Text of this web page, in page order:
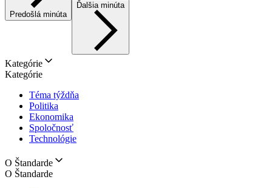
Predošlá minúta
Ďalšia minúta
Kategórie
Kategórie
Téma týždňa
Politika
Ekonomika
Spoločnosť
Technológie
O Štandarde
O Štandarde